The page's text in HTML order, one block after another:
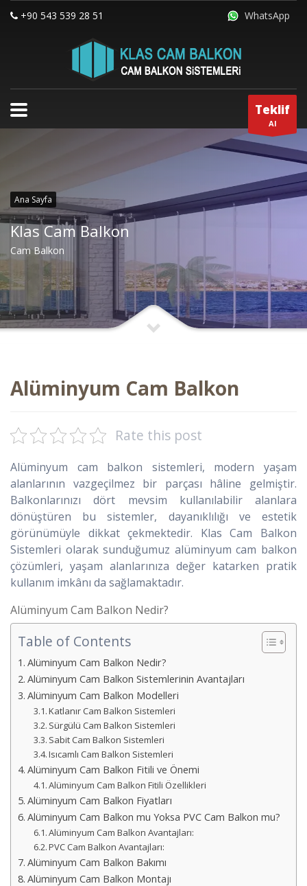
WhatsApp
+90 543 539 28 51
Teklif
Al
Ana Sayfa
Klas Cam Balkon
Cam Balkon
Alüminyum Cam Balkon
Rate this post
Alüminyum cam balkon sistemleri, modern yaşam
alanlarının vazgeçilmez bir parçası hâline gelmiştir.
Balkonlarınızı dört mevsim kullanılabilir alanlara
dönüştüren bu sistemler, dayanıklılığı ve estetik
görünümüyle dikkat çekmektedir. Klas Cam Balkon
Sistemleri olarak sunduğumuz alüminyum cam balkon
çözümleri, yaşam alanlarınıza değer katarken pratik
kullanım imkânı da sağlamaktadır.
Alüminyum Cam Balkon Nedir?
Table of Contents
Alüminyum Cam Balkon Nedir?
Alüminyum Cam Balkon Sistemlerinin Avantajları
Alüminyum Cam Balkon Modelleri
Katlanır Cam Balkon Sistemleri
Sürgülü Cam Balkon Sistemleri
Sabit Cam Balkon Sistemleri
Isıcamlı Cam Balkon Sistemleri
Alüminyum Cam Balkon Fitili ve Önemi
Alüminyum Cam Balkon Fitili Özellikleri
Alüminyum Cam Balkon Fiyatları
Alüminyum Cam Balkon mu Yoksa PVC Cam Balkon mu?
Alüminyum Cam Balkon Avantajları:
PVC Cam Balkon Avantajları:
Alüminyum Cam Balkon Bakımı
Alüminyum Cam Balkon Montajı